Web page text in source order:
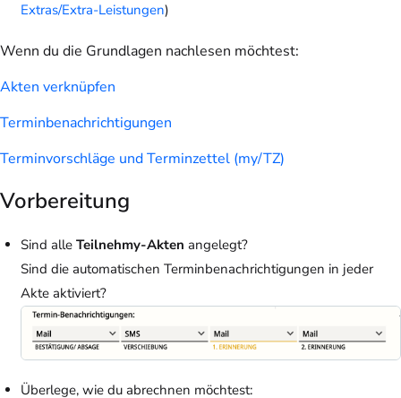
Extras/Extra-Leistungen)
Wenn du die Grundlagen nachlesen möchtest:
Akten verknüpfen
Terminbenachrichtigungen
Terminvorschläge und Terminzettel (my/TZ)
Vorbereitung
Sind alle Teilnehmy-Akten angelegt?
Sind die automatischen Terminbenachrichtigungen in jeder
Akte aktiviert?
Überlege, wie du abrechnen möchtest: